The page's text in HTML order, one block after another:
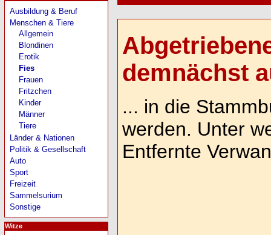
demnächst
... in die
werden. Unter
Entfernte
Ausbildung & Beruf
Menschen & Tiere
Allgemein
Blondinen
Erotik
Fies
Frauen
Fritzchen
Kinder
Männer
Tiere
Länder & Nationen
Politik & Gesellschaft
Auto
Sport
Freizeit
Sammelsurium
Sonstige
Witze